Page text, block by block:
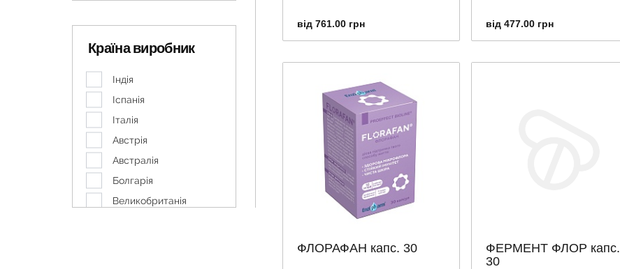
Країна виробник
Індія
Іспанія
Італія
Австрія
Австралія
Болгарія
Великобританія
від 761.00 грн від 477.00 грн
ФЛОРАФАН капс. 30
ФЕРМЕНТ ФЛОР капс.
30